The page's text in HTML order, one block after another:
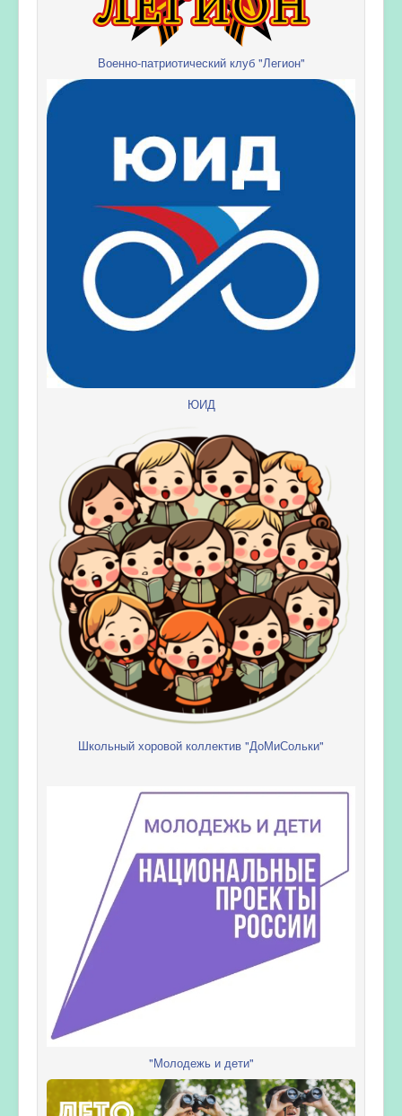
Военно-патриотический клуб "Легион"
ЮИД
Школьный хоровой коллектив "ДоМиСольки"
"Молодежь и дети"